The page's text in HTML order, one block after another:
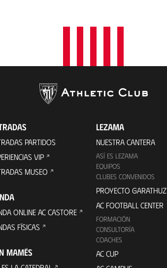
PARTIDOS
VIP
MUSEO
ONLINE AC CASTORE
FÍSICAS
MAMÉS
LEZAMA
NUESTRA CANTERA
ASÍ ES LEZAMA
EQUIPOS
CLUBES CONVENIDOS
PROYECTO GARATHUZ
AC FOOTBALL CENTER
FORMACIÓN
CONSULTORÍA
COACHES
AC CUP